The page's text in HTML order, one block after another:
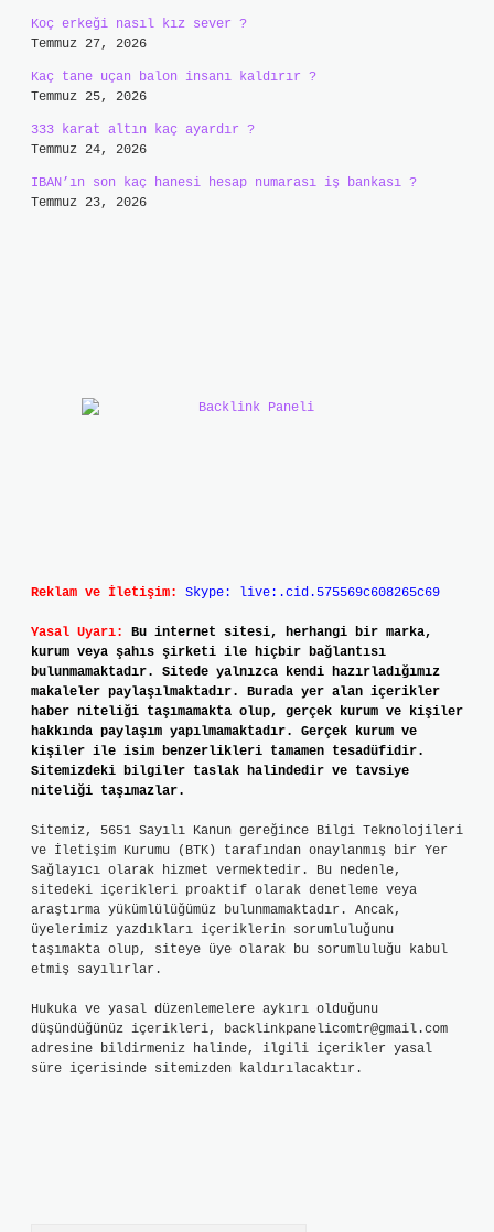
Koç erkeği nasıl kız sever ?
Temmuz 27, 2026
Kaç tane uçan balon insanı kaldırır ?
Temmuz 25, 2026
333 karat altın kaç ayardır ?
Temmuz 24, 2026
IBAN’ın son kaç hanesi hesap numarası iş bankası ?
Temmuz 23, 2026
Reklam ve İletişim: Skype: live:.cid.575569c608265c69
Yasal Uyarı:
Bu internet sitesi, herhangi bir marka,
kurum veya şahıs şirketi ile hiçbir bağlantısı
bulunmamaktadır. Sitede yalnızca kendi hazırladığımız
makaleler paylaşılmaktadır. Burada yer alan içerikler
haber niteliği taşımamakta olup, gerçek kurum ve kişiler
hakkında paylaşım yapılmamaktadır. Gerçek kurum ve
kişiler ile isim benzerlikleri tamamen tesadüfidir.
Sitemizdeki bilgiler taslak halindedir ve tavsiye
niteliği taşımazlar.
Sitemiz, 5651 Sayılı Kanun gereğince Bilgi Teknolojileri
ve İletişim Kurumu (BTK) tarafından onaylanmış bir Yer
Sağlayıcı olarak hizmet vermektedir. Bu nedenle,
sitedeki içerikleri proaktif olarak denetleme veya
araştırma yükümlülüğümüz bulunmamaktadır. Ancak,
üyelerimiz yazdıkları içeriklerin sorumluluğunu
taşımakta olup, siteye üye olarak bu sorumluluğu kabul
etmiş sayılırlar.
Hukuka ve yasal düzenlemelere aykırı olduğunu
düşündüğünüz içerikleri, backlinkpanelicomtr@gmail.com
adresine bildirmeniz halinde, ilgili içerikler yasal
süre içerisinde sitemizden kaldırılacaktır.